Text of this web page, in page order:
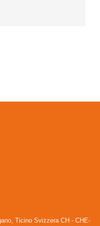
Ticino Svizzera CH - CHE-